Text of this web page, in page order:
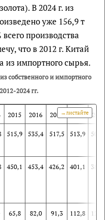
В 2024 г. из
уже 156,9 т
всего производства
что в 2012 г. Китай
из импортного сырья.
собственного и импортного
2024 гг.
2015 2016 2017 2018 2019
515,9 535,4 517,5 513,9
450,1 453,4 426,2 401,1
65,8 82,0 91,3 112,8